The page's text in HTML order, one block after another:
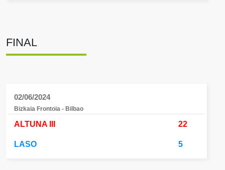
FINAL
02/06/2024
Bizkaia Frontoia - Bilbao
ALTUNA III 22
LASO 5